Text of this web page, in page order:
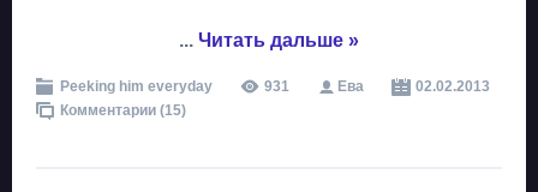
... Читать дальше »
Peeking him everyday 931 Ева
02.02.2013
Комментарии (15)